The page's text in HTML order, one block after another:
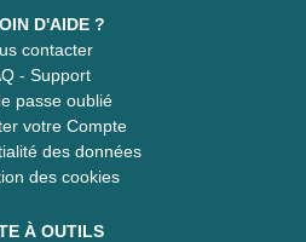
D'AIDE ?
contacter
- Support
passe oublié
votre Compte
des données
des cookies
À OUTILS